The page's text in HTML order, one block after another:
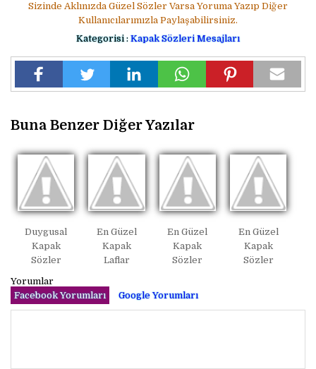
Sizinde Aklınızda Güzel Sözler Varsa Yoruma Yazıp Diğer
Kullanıcılarımızla Paylaşabilirsiniz.
Kategorisi : Kapak Sözleri Mesajları
Buna Benzer Diğer Yazılar
Duygusal
Kapak
Sözler
En Güzel
Kapak
Laflar
En Güzel
Kapak
Sözler
En Güzel
Kapak
Sözler
Yorumlar
Facebook Yorumları
Google Yorumları